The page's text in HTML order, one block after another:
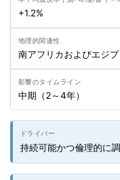
+1.2%
南アフリカおよびエジ
中期（2～4年）
持続可能かつ倫理的に